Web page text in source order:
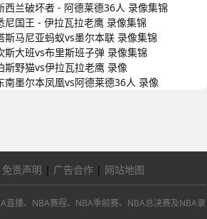
西兰破坏者 - 阿德莱德36人 录像集锦
尼国王 - 伊拉瓦拉老鹰 录像集锦
斯马尼亚蚂蚁vs墨尔本联 录像集锦
斯大班vs布里斯班子弹 录像集锦
斯野猫vs伊拉瓦拉老鹰 录像
南墨尔本凤凰vs阿德莱德36人 录像
免责声明 | 广告合作 | 网站地图
直播、NBA赛程、NBA季前赛、NBA总决赛及NBA录